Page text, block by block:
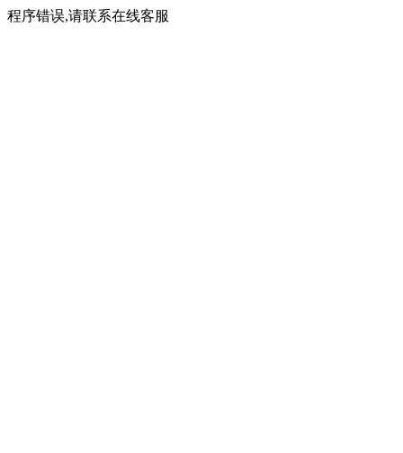
程序错误,请联系在线客服